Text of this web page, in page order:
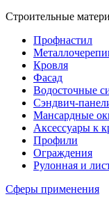
Строительные
Профнастил
Кровля
Фасад
Водосточные
Сэндвич-
Мансардные
Аксессуары к
Профили
Ограждения
Рулонная и
Сферы применения